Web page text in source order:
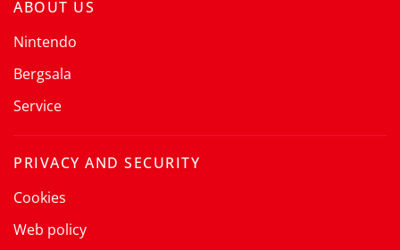
ABOUT US
Nintendo
Bergsala
Service
PRIVACY AND SECURITY
Cookies
Web policy